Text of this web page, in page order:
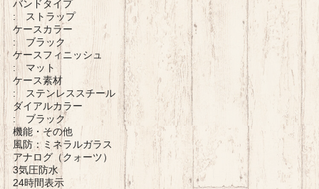
バンドタイプ
: ストラップ
ケースカラー
: ブラック
ケースフィニッシュ
: マット
ケース素材
: ステンレススチール
ダイアルカラー
: ブラック
機能・その他
風防：ミネラルガラス
アナログ（クォーツ）
3気圧防水
24時間表示